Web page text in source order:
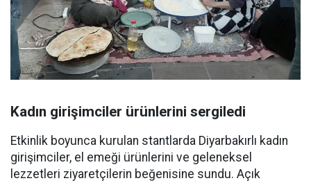
Kadın girişimciler ürünlerini sergiledi
Etkinlik boyunca kurulan stantlarda Diyarbakırlı kadın
girişimciler, el emeği ürünlerini ve geleneksel
lezzetleri ziyaretçilerin beğenisine sundu. Açık